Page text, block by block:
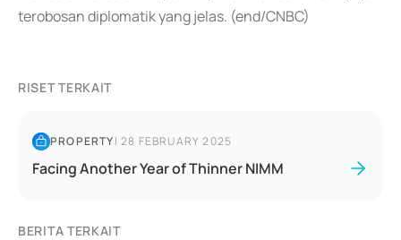
terobosan diplomatik yang jelas. (end/CNBC)
RISET TERKAIT
PROPERTY|28 FEBRUARY 2025
Facing Another Year of Thinner NIMM
BERITA TERKAIT